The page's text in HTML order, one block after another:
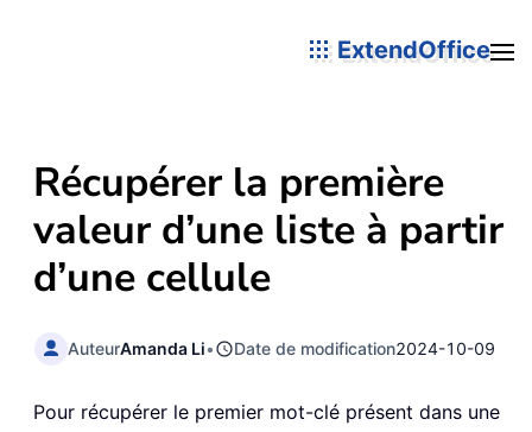
ExtendOffice
Récupérer la première
valeur d’une liste à partir
d’une cellule
AuteurAmanda Li• Date de modification2024-10-09
Pour récupérer le premier mot-clé présent dans une